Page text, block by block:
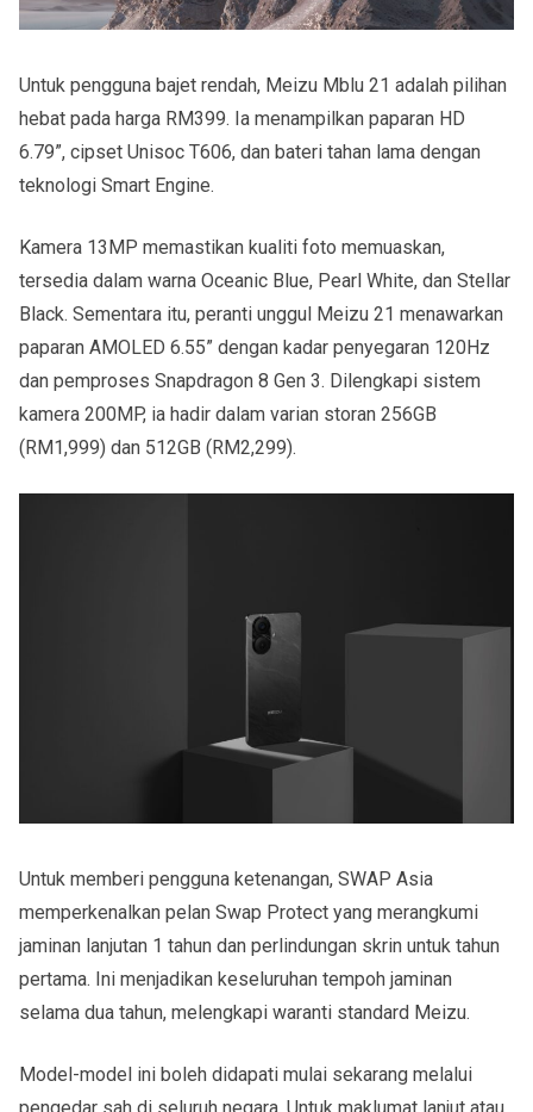
Untuk pengguna bajet rendah, Meizu Mblu 21 adalah pilihan
hebat pada harga RM399. Ia menampilkan paparan HD
6.79”, cipset Unisoc T606, dan bateri tahan lama dengan
teknologi Smart Engine.
Kamera 13MP memastikan kualiti foto memuaskan,
tersedia dalam warna Oceanic Blue, Pearl White, dan Stellar
Black. Sementara itu, peranti unggul Meizu 21 menawarkan
paparan AMOLED 6.55” dengan kadar penyegaran 120Hz
dan pemproses Snapdragon 8 Gen 3. Dilengkapi sistem
kamera 200MP, ia hadir dalam varian storan 256GB
(RM1,999) dan 512GB (RM2,299).
Untuk memberi pengguna ketenangan, SWAP Asia
memperkenalkan pelan Swap Protect yang merangkumi
jaminan lanjutan 1 tahun dan perlindungan skrin untuk tahun
pertama. Ini menjadikan keseluruhan tempoh jaminan
selama dua tahun, melengkapi waranti standard Meizu.
Model-model ini boleh didapati mulai sekarang melalui